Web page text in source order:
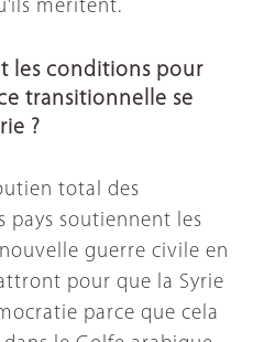
méritent.
les conditions pour
transitionnelle se
?
total des
pays soutiennent les
guerre civile en
pour que la Syrie
parce que cela